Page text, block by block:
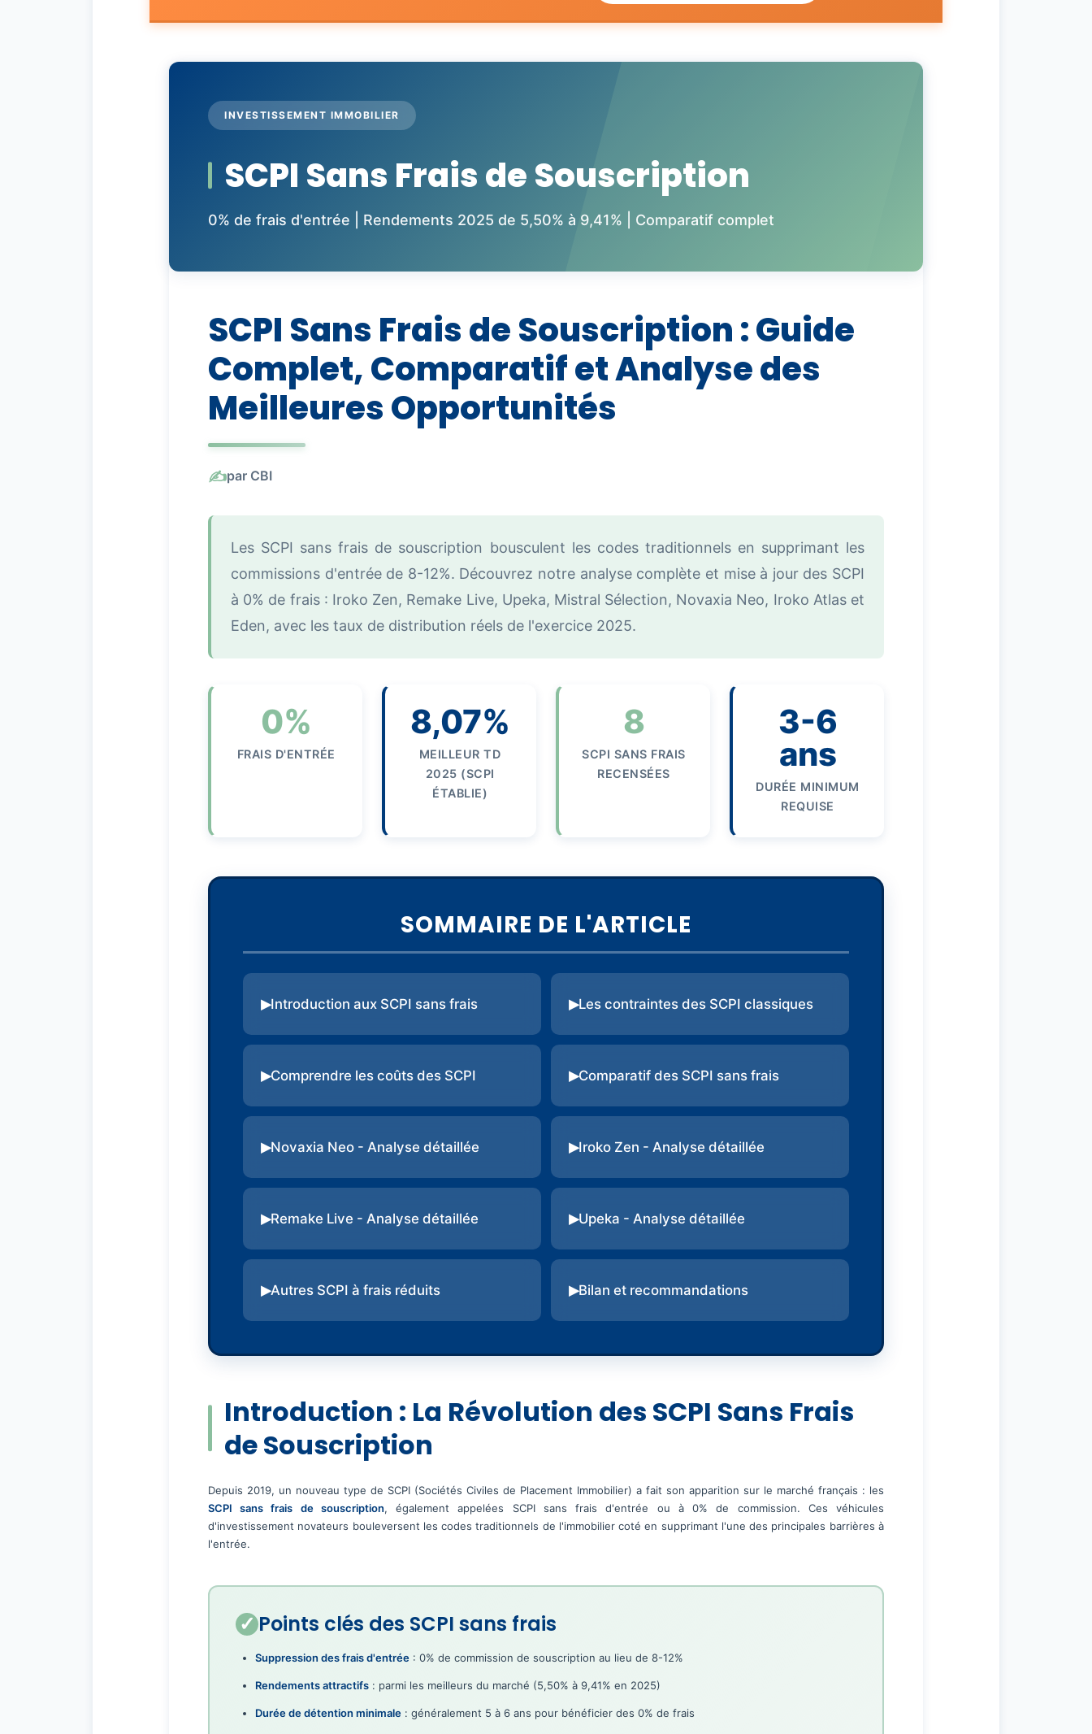
INVESTISSEMENT IMMOBILIER
SCPI Sans Frais de Souscription
0% de frais d'entrée | Rendements 2025 de 5,50% à 9,41% | Comparatif complet
SCPI Sans Frais de Souscription : Guide
Complet, Comparatif et Analyse des
Meilleures Opportunités
par CBI
Les SCPI sans frais de souscription bousculent les codes traditionnels en supprimant les
commissions d'entrée de 8-12%. Découvrez notre analyse complète et mise à jour des SCPI
à 0% de frais : Iroko Zen, Remake Live, Upeka, Mistral Sélection, Novaxia Neo, Iroko Atlas et
Eden, avec les taux de distribution réels de l'exercice 2025.
0%
FRAIS D'ENTRÉE
8,07%
MEILLEUR TD
2025 (SCPI
ÉTABLIE)
8
SCPI SANS FRAIS
RECENSÉES
3-6
ans
DURÉE MINIMUM
REQUISE
SOMMAIRE DE L'ARTICLE
Introduction aux SCPI sans frais Les contraintes des SCPI classiques
Comprendre les coûts des SCPI Comparatif des SCPI sans frais
Novaxia Neo - Analyse détaillée Iroko Zen - Analyse détaillée
Remake Live - Analyse détaillée Upeka - Analyse détaillée
Autres SCPI à frais réduits Bilan et recommandations
Introduction : La Révolution des SCPI Sans Frais
de Souscription
Depuis 2019, un nouveau type de SCPI (Sociétés Civiles de Placement Immobilier) a fait son apparition sur le marché français : les
SCPI sans frais de souscription, également appelées SCPI sans frais d'entrée ou à 0% de commission. Ces véhicules
d'investissement novateurs bouleversent les codes traditionnels de l'immobilier coté en supprimant l'une des principales barrières à
l'entrée.
Points clés des SCPI sans frais
Suppression des frais d'entrée : 0% de commission de souscription au lieu de 8-12%
Rendements attractifs : parmi les meilleurs du marché (5,50% à 9,41% en 2025)
Durée de détention minimale : généralement 5 à 6 ans pour bénéficier des 0% de frais